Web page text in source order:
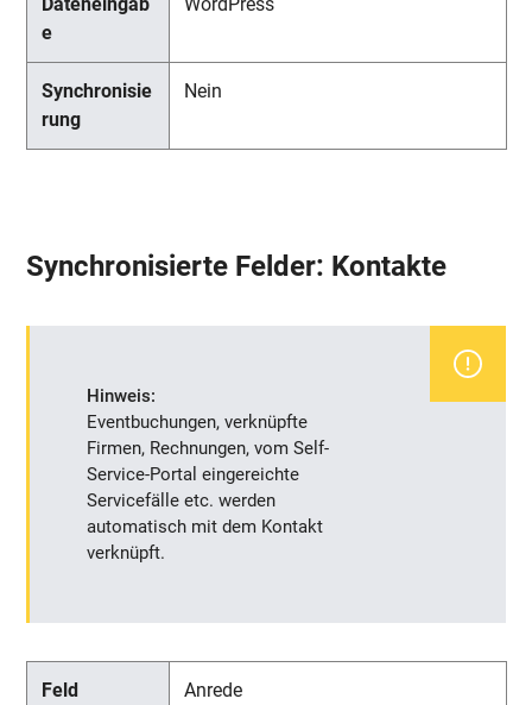
Nein
Synchronisierte Felder: Kontakte
Hinweis:
Eventbuchungen, verknüpfte
Firmen, Rechnungen, vom Self-
Service-Portal eingereichte
Servicefälle etc. werden
automatisch mit dem Kontakt
verknüpft.
Anrede